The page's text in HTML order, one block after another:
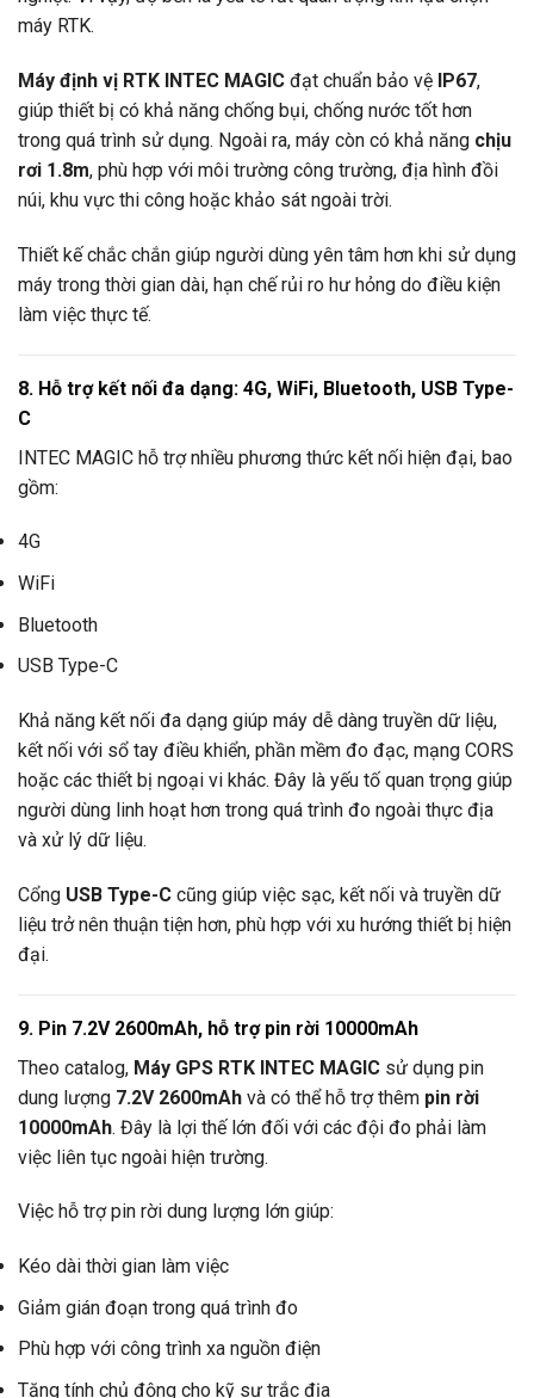
máy RTK.
Máy định vị RTK INTEC MAGIC đạt chuẩn bảo vệ IP67,
giúp thiết bị có khả năng chống bụi, chống nước tốt hơn
trong quá trình sử dụng. Ngoài ra, máy còn có khả năng chịu
rơi 1.8m, phù hợp với môi trường công trường, địa hình đồi
núi, khu vực thi công hoặc khảo sát ngoài trời.
Thiết kế chắc chắn giúp người dùng yên tâm hơn khi sử dụng
máy trong thời gian dài, hạn chế rủi ro hư hỏng do điều kiện
làm việc thực tế.
8. Hỗ trợ kết nối đa dạng: 4G, WiFi, Bluetooth, USB Type-
C
INTEC MAGIC hỗ trợ nhiều phương thức kết nối hiện đại, bao
gồm:
4G
WiFi
Bluetooth
USB Type-C
Khả năng kết nối đa dạng giúp máy dễ dàng truyền dữ liệu,
kết nối với sổ tay điều khiển, phần mềm đo đạc, mạng CORS
hoặc các thiết bị ngoại vi khác. Đây là yếu tố quan trọng giúp
người dùng linh hoạt hơn trong quá trình đo ngoài thực địa
và xử lý dữ liệu.
Cổng USB Type-C cũng giúp việc sạc, kết nối và truyền dữ
liệu trở nên thuận tiện hơn, phù hợp với xu hướng thiết bị hiện
đại.
9. Pin 7.2V 2600mAh, hỗ trợ pin rời 10000mAh
Theo catalog, Máy GPS RTK INTEC MAGIC sử dụng pin
dung lượng 7.2V 2600mAh và có thể hỗ trợ thêm pin rời
10000mAh. Đây là lợi thế lớn đối với các đội đo phải làm
việc liên tục ngoài hiện trường.
Việc hỗ trợ pin rời dung lượng lớn giúp:
Kéo dài thời gian làm việc
Giảm gián đoạn trong quá trình đo
Phù hợp với công trình xa nguồn điện
Tăng tính chủ động cho kỹ sư trắc địa